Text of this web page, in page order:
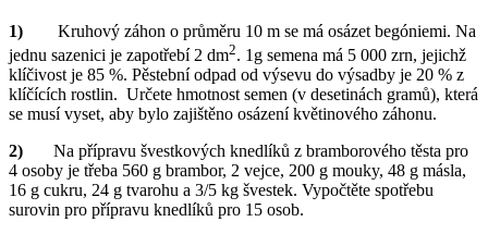
1) Kruhový záhon o průměru 10 m se má osázet begóniemi. Na
jednu sazenici je zapotřebí 2 dm2. 1g semena má 5 000 zrn, jejichž
klíčivost je 85 %. Pěstební odpad od výsevu do výsadby je 20 % z
klíčících rostlin. Určete hmotnost semen (v desetinách gramů), která
se musí vyset, aby bylo zajištěno osázení květinového záhonu.
2) Na přípravu švestkových knedlíků z bramborového těsta pro
4 osoby je třeba 560 g brambor, 2 vejce, 200 g mouky, 48 g másla,
16 g cukru, 24 g tvarohu a 3/5 kg švestek. Vypočtěte spotřebu
surovin pro přípravu knedlíků pro 15 osob.